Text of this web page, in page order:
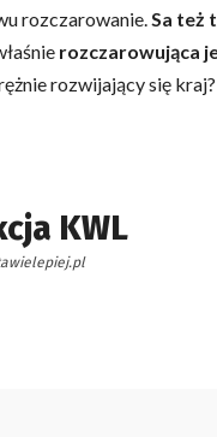
rozczarowanie.Sa też
rozczarowująca
rozwijający się kraj?
KWL